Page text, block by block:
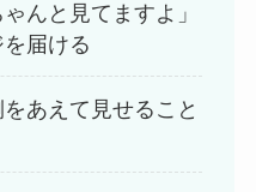
んと見てますよ」
届ける
あえて見せること